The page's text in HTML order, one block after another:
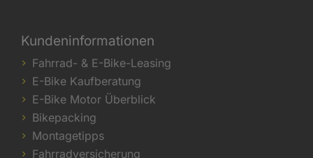
Kundeninformationen
Fahrrad- & E-Bike-Leasing
E-Bike Kaufberatung
E-Bike Motor Überblick
Bikepacking
Montagetipps
Fahrradversicherung